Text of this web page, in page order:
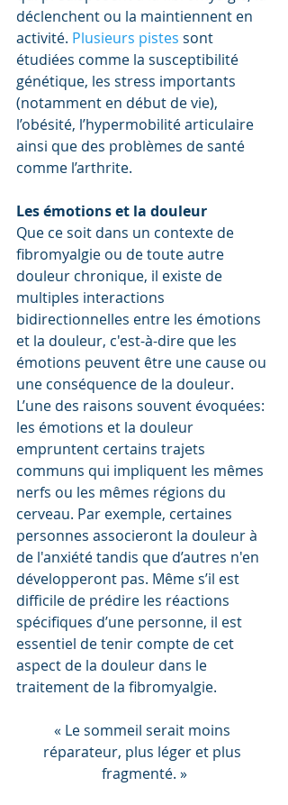
déclenchent ou la maintiennent en
activité. Plusieurs pistes sont
étudiées comme la susceptibilité
génétique, les stress importants
(notamment en début de vie),
l’obésité, l’hypermobilité articulaire
ainsi que des problèmes de santé
comme l’arthrite.
Les émotions et la douleur
Que ce soit dans un contexte de
fibromyalgie ou de toute autre
douleur chronique, il existe de
multiples interactions
bidirectionnelles entre les émotions
et la douleur, c'est-à-dire que les
émotions peuvent être une cause ou
une conséquence de la douleur.
L’une des raisons souvent évoquées:
les émotions et la douleur
empruntent certains trajets
communs qui impliquent les mêmes
nerfs ou les mêmes régions du
cerveau. Par exemple, certaines
personnes associeront la douleur à
de l'anxiété tandis que d’autres n'en
développeront pas. Même s’il est
difficile de prédire les réactions
spécifiques d’une personne, il est
essentiel de tenir compte de cet
aspect de la douleur dans le
traitement de la fibromyalgie.
« Le sommeil serait moins
réparateur, plus léger et plus
fragmenté. »